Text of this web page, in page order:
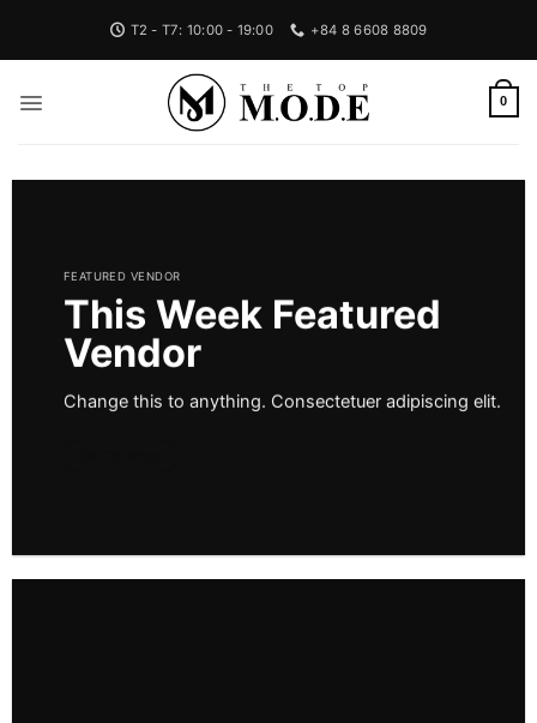
nội
T2 - T7: 10:00 - 19:00 +84 8 6608 8809
0
FEATURED VENDOR
This Week Featured
Vendor
Change this to anything. Consectetuer adipiscing elit.